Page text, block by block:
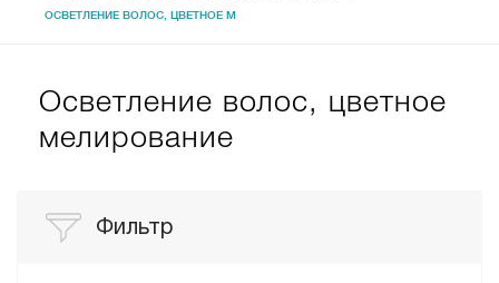
ОСВЕТЛЕНИЕ ВОЛОС, ЦВЕТНОЕ М
Осветление волос, цветное
мелирование
Фильтр